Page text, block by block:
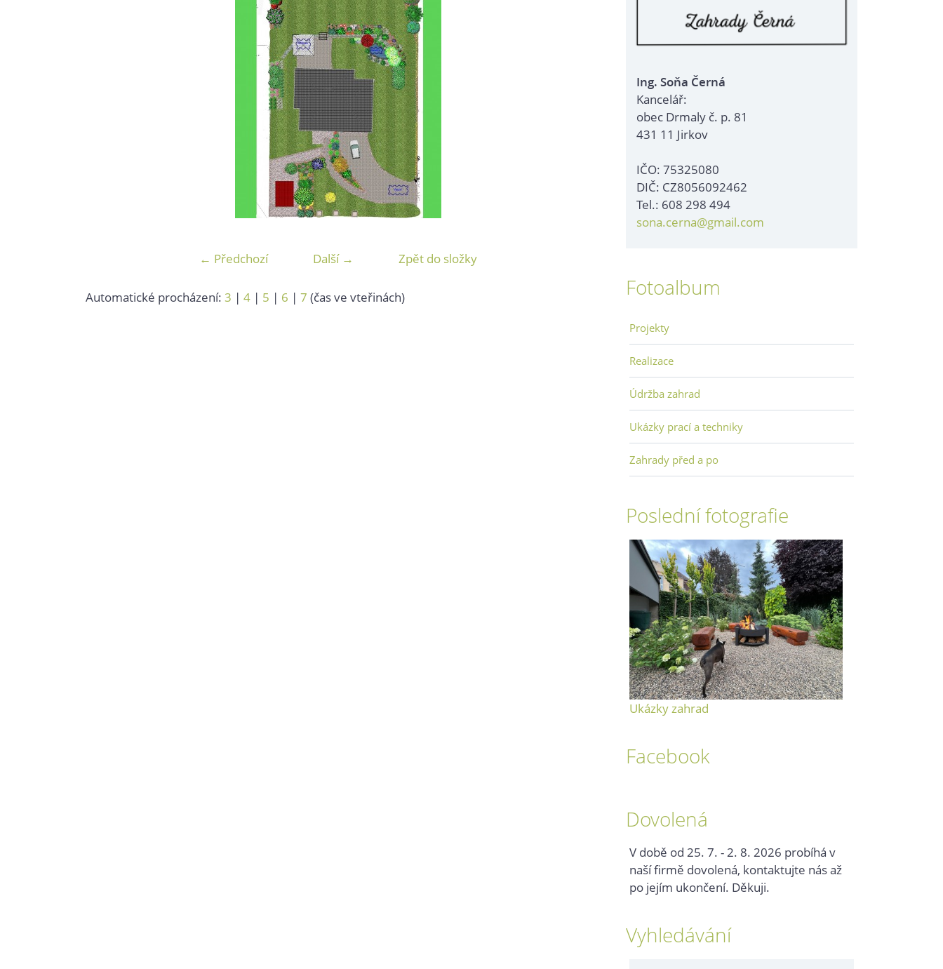
← Předchozí Další → Zpět do složky
Automatické procházení: 3 | 4 | 5 | 6 | 7 (čas ve vteřinách)
Ing. Soňa Černá
Kancelář:
obec Drmaly č. p. 81
431 11 Jirkov
IČO: 75325080
DIČ: CZ8056092462
Tel.: 608 298 494
sona.cerna@gmail.com
Fotoalbum
Projekty
Realizace
Údržba zahrad
Ukázky prací a techniky
Zahrady před a po
Poslední fotografie
Ukázky zahrad
Facebook
Dovolená
V době od 25. 7. - 2. 8. 2026 probíhá v
naší firmě dovolená, kontaktujte nás až
po jejím ukončení. Děkuji.
Vyhledávání